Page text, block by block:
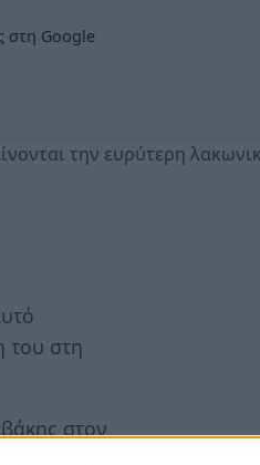
στη Google
την ευρύτερη
του στη
στον
τής